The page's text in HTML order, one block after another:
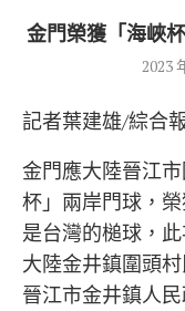
金門榮獲「海峽
2023
記者葉建雄/綜合
金門應大陸晉江
杯」兩岸門球，
是台灣的槌球，
大陸金井鎮圍頭
晉江市金井鎮人